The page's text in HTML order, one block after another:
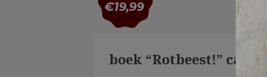
boek “Rotbeest!” cadeau